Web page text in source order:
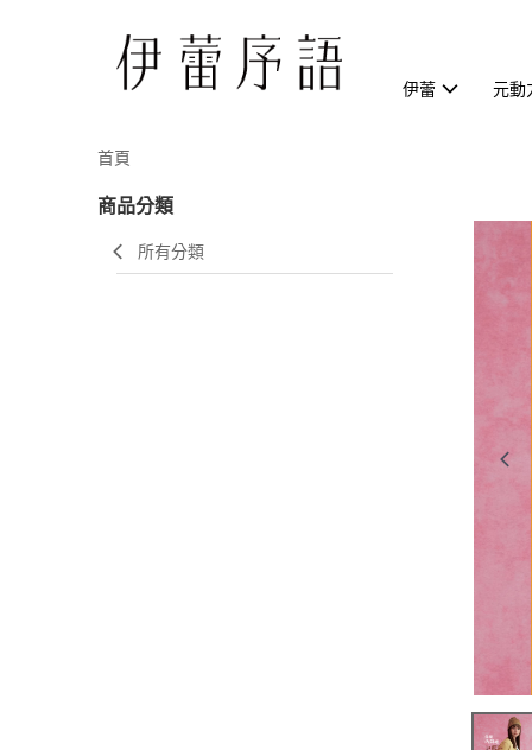
伊蕾 元動
首頁
商品分類
所有分類